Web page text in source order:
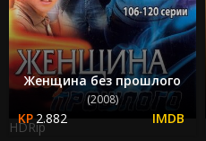
Женщина без прошлого
(2008)
2.882
HDRip